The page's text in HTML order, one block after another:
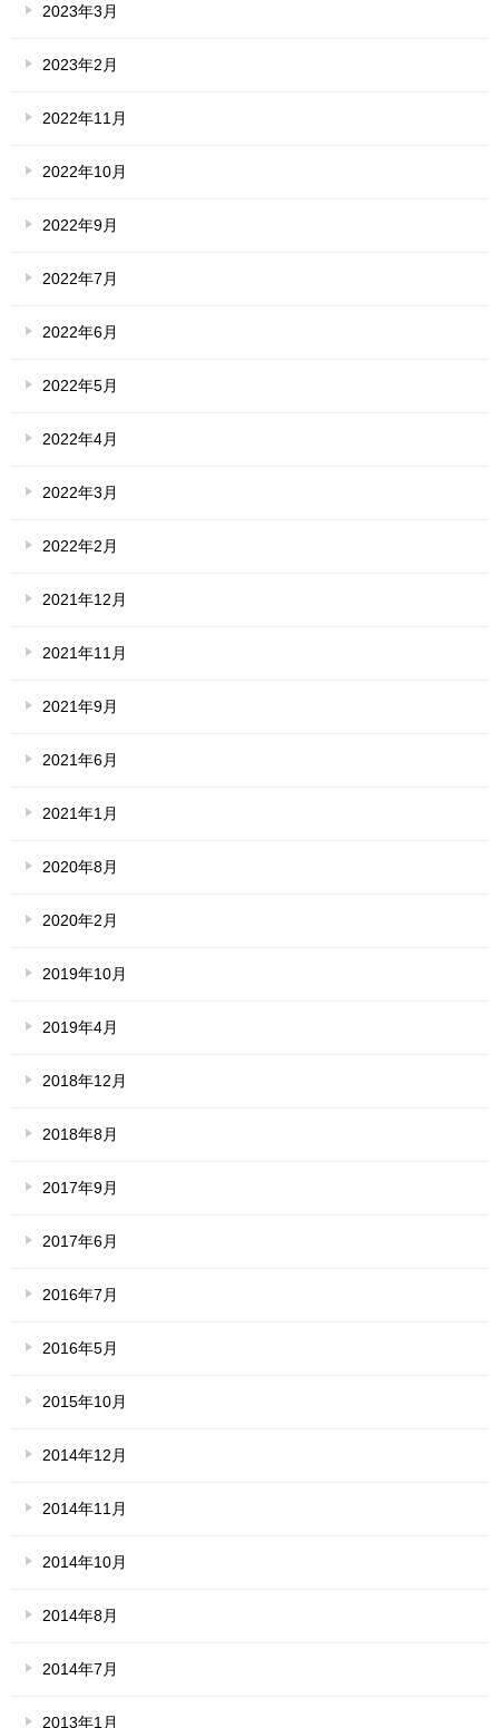
2023年3月
2023年2月
2022年11月
2022年10月
2022年9月
2022年7月
2022年6月
2022年5月
2022年4月
2022年3月
2022年2月
2021年12月
2021年11月
2021年9月
2021年6月
2021年1月
2020年8月
2020年2月
2019年10月
2019年4月
2018年12月
2018年8月
2017年9月
2017年6月
2016年7月
2016年5月
2015年10月
2014年12月
2014年11月
2014年10月
2014年8月
2014年7月
2013年1月